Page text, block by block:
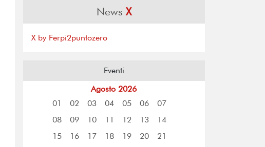
NewsX
X by Ferpi2puntozero
Eventi
Agosto 2026
01
02 03 04 05 06
07
08
09 10 11 12 13
14
15
16 17 18 19 20
21